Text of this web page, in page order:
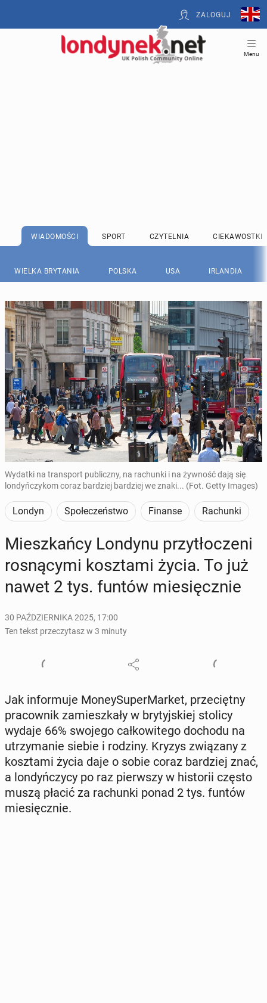
ZALOGUJ
Menu
WIADOMOŚCI SPORT CZYTELNIA CIEKAWOSTKI
WIELKA BRYTANIA POLSKA USA IRLANDIA
Wydatki na transport publiczny, na rachunki i na żywność dają się
londyńczykom coraz bardziej bardziej we znaki... (Fot. Getty Images)
Londyn Społeczeństwo Finanse Rachunki
Miesz­kań­cy Londynu przy­tło­cze­ni
ro­sną­cy­mi kosz­ta­mi życia. To już
nawet 2 tys. funtów mie­sięcz­nie
30 PAŹDZIERNIKA 2025, 17:00
Ten tekst przeczytasz w 3 minuty
Jak in­for­mu­je Mo­ney­Su­per­Mar­ket, prze­cięt­ny
pra­cow­nik za­miesz­ka­ły w bry­tyj­skiej stolicy
wydaje 66% swojego cał­ko­wi­te­go dochodu na
utrzy­ma­nie siebie i rodziny. Kryzys zwią­za­ny z
kosz­ta­mi życia daje o sobie coraz bar­dziej znać,
a lon­dyń­czy­cy po raz pierw­szy w hi­sto­rii często
muszą płacić za ra­chun­ki ponad 2 tys. funtów
mie­sięcz­nie.